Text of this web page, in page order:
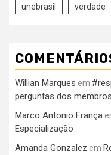
unebrasil verdade
Willian Marques em
perguntas dos membros
Marco Antonio França
Especialização
Amanda Gonzalez em